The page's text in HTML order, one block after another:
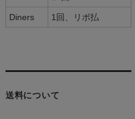
Diners 1回、リボ払
送料について